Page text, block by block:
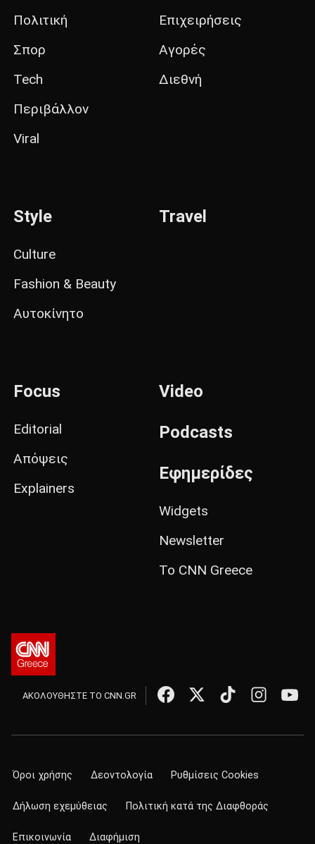
Πολιτική
Σπορ
Tech
Περιβάλλον
Viral
Επιχειρήσεις
Αγορές
Διεθνή
Style
Culture
Fashion & Beauty
Αυτοκίνητο
Travel
Focus
Editorial
Απόψεις
Explainers
Video
Podcasts
Εφημερίδες
Widgets
Newsletter
Το CNN Greece
ΑΚΟΛΟΥΘΗΣΤΕ ΤΟ CNN.GR
Όροι χρήσης Δεοντολογία Ρυθμίσεις Cookies
Δήλωση εχεμύθειας Πολιτική κατά της Διαφθοράς
Επικοινωνία Διαφήμιση